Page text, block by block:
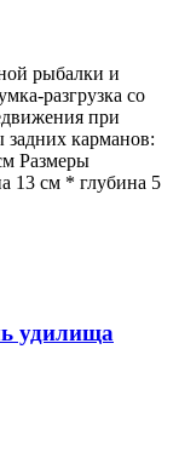
рыбалки и
разгрузка со
при
задних карманов:
Размеры
13 см * глубина 5
удилища